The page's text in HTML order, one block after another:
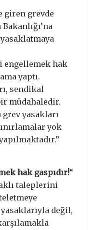
giren grevde
engellemek hak
yaptı.
sendikal
müdahaledir.
grev yasakları
yok
hak gaspıdır!“
taleplerini
değil,